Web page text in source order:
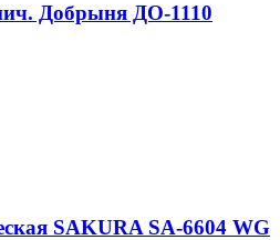
Добрыня ДО-1110
SAKURA SA-6604 WG